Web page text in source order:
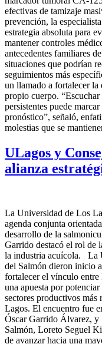
efectivas de tamizaje
prevención, la
estrategia absoluta para
mantener controles
antecedentes familiares
situaciones que podrían
seguimientos más
un llamado a fortalecer la
propio cuerpo.
persistentes puede
pronóstico”, señaló,
molestias que se
ULagos y
alianza
La Universidad de Los
agenda conjunta
desarrollo de la
Garrido destacó el rol de
la industria acuícola. La
del Salmón dieron inicio
fortalecer el vínculo entre
una apuesta por
sectores productivos
Lagos. El encuentro fue
Óscar Garrido Álvarez, y
Salmón, Loreto Seguel
de avanzar hacia una